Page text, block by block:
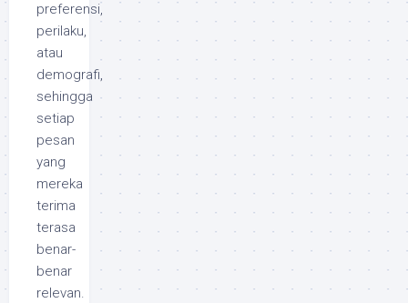
preferensi,
perilaku,
atau
demografi,
sehingga
setiap
pesan
yang
mereka
terima
terasa
benar-
benar
relevan.